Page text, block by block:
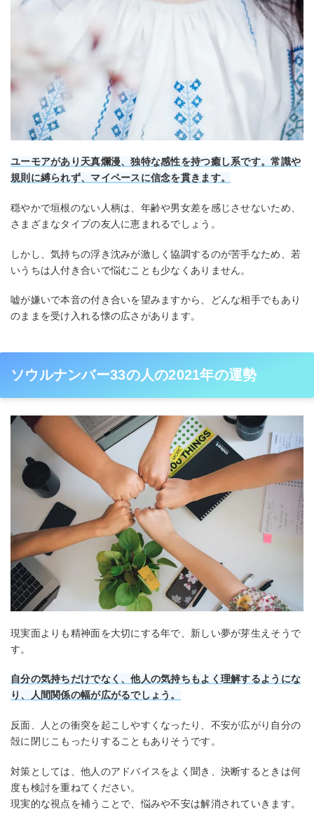
ユーモアがあり天真爛漫、独特な感性を持つ癒し系です。常識や
規則に縛られず、マイペースに信念を貫きます。
穏やかで垣根のない人柄は、年齢や男女差を感じさせないため、
さまざまなタイプの友人に恵まれるでしょう。
しかし、気持ちの浮き沈みが激しく協調するのが苦手なため、若
いうちは人付き合いで悩むことも少なくありません。
嘘が嫌いで本音の付き合いを望みますから、どんな相手でもあり
のままを受け入れる懐の広さがあります。
ソウルナンバー33の人の2021年の運勢
現実面よりも精神面を大切にする年で、新しい夢が芽生えそうで
す。
自分の気持ちだけでなく、他人の気持ちもよく理解するようにな
り、人間関係の幅が広がるでしょう。
反面、人との衝突を起こしやすくなったり、不安が広がり自分の
殻に閉じこもったりすることもありそうです。
対策としては、他人のアドバイスをよく聞き、決断するときは何
度も検討を重ねてください。
現実的な視点を補うことで、悩みや不安は解消されていきます。